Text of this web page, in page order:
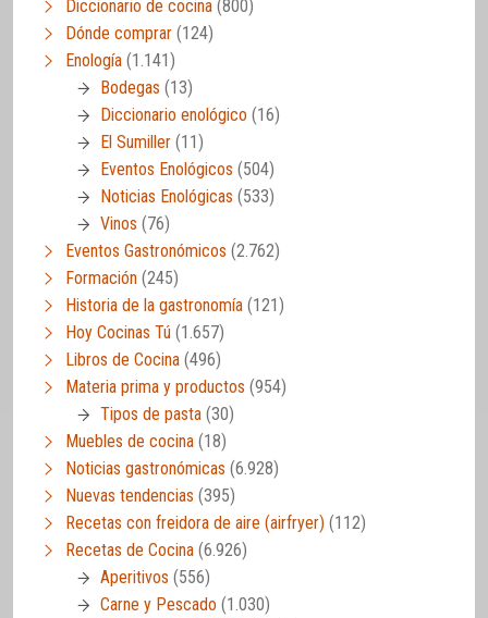
Diccionario de cocina (800)
Dónde comprar (124)
Enología (1.141)
Bodegas (13)
Diccionario enológico (16)
El Sumiller (11)
Eventos Enológicos (504)
Noticias Enológicas (533)
Vinos (76)
Eventos Gastronómicos (2.762)
Formación (245)
Historia de la gastronomía (121)
Hoy Cocinas Tú (1.657)
Libros de Cocina (496)
Materia prima y productos (954)
Tipos de pasta (30)
Muebles de cocina (18)
Noticias gastronómicas (6.928)
Nuevas tendencias (395)
Recetas con freidora de aire (airfryer) (112)
Recetas de Cocina (6.926)
Aperitivos (556)
Carne y Pescado (1.030)